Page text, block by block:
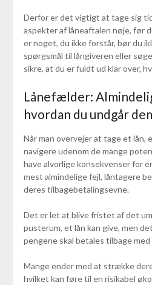
Derfor er det vigtigt at tage sig
aspekter af låneaftalen nøje, før
er noget, du ikke forstår, bør du
spørgsmål til långiveren eller
sikre, at du er fuldt ud klar over,
Lånefælder:
hvordan du undgår
Når man overvejer at tage et lån,
navigere udenom de mange
have alvorlige konsekvenser for
mest almindelige fejl, låntagere
deres tilbagebetalingsevne.
Det er let at blive fristet af det
pusterum, et lån kan give, men
pengene skal betales tilbage
Mange ender med at strække
hvilket kan føre til en risikabel